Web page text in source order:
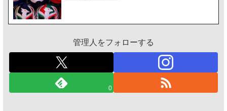
管理人をフォローする
0